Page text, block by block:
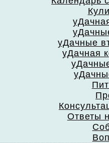
уДачные
уДачная
Ответы